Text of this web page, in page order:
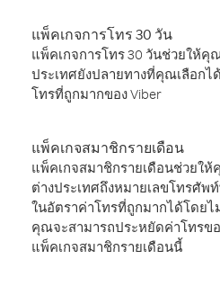
แพ็คเกจการโทร 30 วัน
แพ็คเกจการโทร 30 วันช่วยให้คุ
ประเทศยังปลายทางที่คุณเลือกไ
โทรที่ถูกมากของ Viber
แพ็คเกจสมาชิกรายเดือน
แพ็คเกจสมาชิกรายเดือนช่วยใ
ต่างประเทศถึงหมายเลขโทรศั
ในอัตราค่าโทรที่ถูกมากได้โดย
คุณจะสามารถประหยัดค่าโทรข
แพ็คเกจสมาชิกรายเดือนนี้